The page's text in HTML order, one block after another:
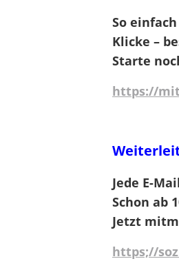
So
Klicke –
Starte
https://
Jede E-
Schon ab
Jetzt
https;//